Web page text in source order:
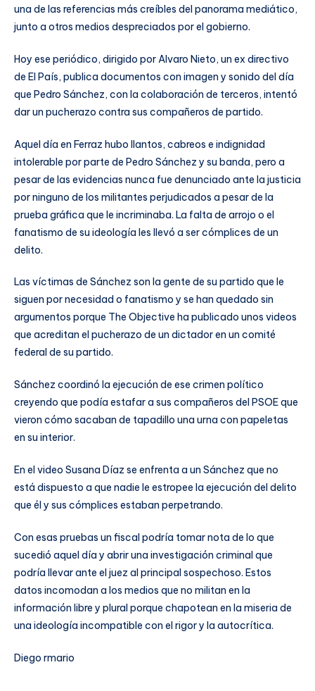
una de las referencias más creíbles del panorama mediático,
junto a otros medios despreciados por el gobierno.
Hoy ese periódico, dirigido por Alvaro Nieto, un ex directivo
de El País, publica documentos con imagen y sonido del día
que Pedro Sánchez, con la colaboración de terceros, intentó
dar un pucherazo contra sus compañeros de partido.
Aquel día en Ferraz hubo llantos, cabreos e indignidad
intolerable por parte de Pedro Sánchez y su banda, pero a
pesar de las evidencias nunca fue denunciado ante la justicia
por ninguno de los militantes perjudicados a pesar de la
prueba gráfica que le incriminaba. La falta de arrojo o el
fanatismo de su ideología les llevó a ser cómplices de un
delito.
Las víctimas de Sánchez son la gente de su partido que le
siguen por necesidad o fanatismo y se han quedado sin
argumentos porque The Objective ha publicado unos videos
que acreditan el pucherazo de un dictador en un comité
federal de su partido.
Sánchez coordinó la ejecución de ese crimen político
creyendo que podía estafar a sus compañeros del PSOE que
vieron cómo sacaban de tapadillo una urna con papeletas
en su interior.
En el video Susana Díaz se enfrenta a un Sánchez que no
está dispuesto a que nadie le estropee la ejecución del delito
que él y sus cómplices estaban perpetrando.
Con esas pruebas un fiscal podría tomar nota de lo que
sucedió aquel día y abrir una investigación criminal que
podría llevar ante el juez al principal sospechoso. Estos
datos incomodan a los medios que no militan en la
información libre y plural porque chapotean en la miseria de
una ideología incompatible con el rigor y la autocrítica.
Diego rmario